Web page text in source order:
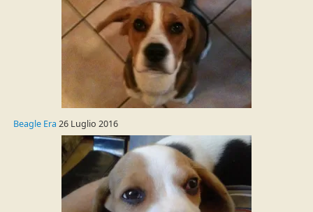
Beagle Era 26 Luglio 2016